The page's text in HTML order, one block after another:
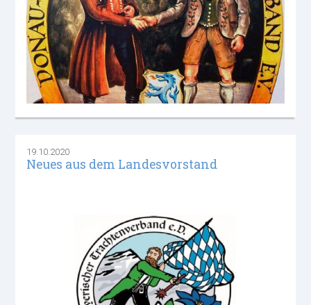
19.10.2020
Neues aus dem Landesvorstand